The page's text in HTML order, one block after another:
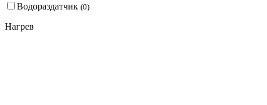
Водораздатчик (0)
Нагрев